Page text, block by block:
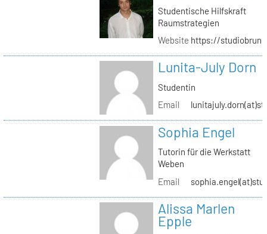
Studentische Hilfskraft
Raumstrategien
Website https://
Lunita-July Dorn
Studentin
Email
Sophia Engel
Tutorin für die Werkstatt
Weben
Email
Alissa Marlen
Epple